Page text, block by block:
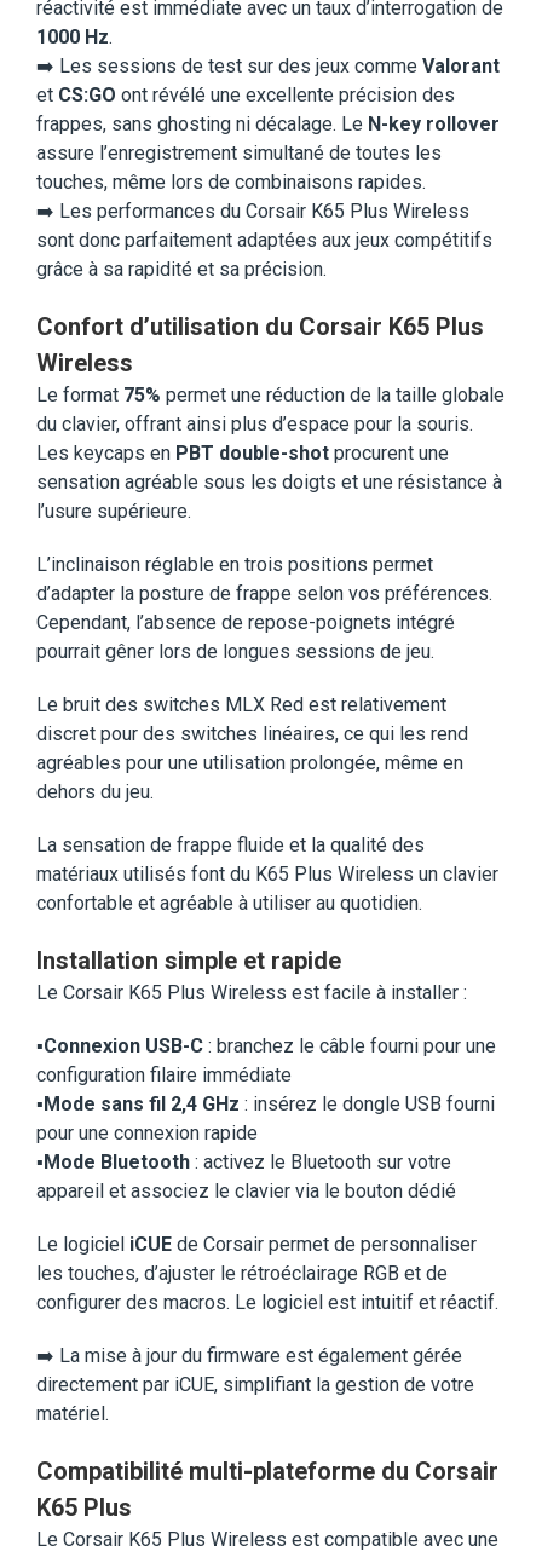
réactivité est immédiate avec un taux d’interrogation de
1000 Hz.
➡️ Les sessions de test sur des jeux comme Valorant
et CS:GO ont révélé une excellente précision des
frappes, sans ghosting ni décalage. Le N-key rollover
assure l’enregistrement simultané de toutes les
touches, même lors de combinaisons rapides.
➡️ Les performances du Corsair K65 Plus Wireless
sont donc parfaitement adaptées aux jeux compétitifs
grâce à sa rapidité et sa précision.
Confort d’utilisation du Corsair K65 Plus
Wireless
Le format 75% permet une réduction de la taille globale
du clavier, offrant ainsi plus d’espace pour la souris.
Les keycaps en PBT double-shot procurent une
sensation agréable sous les doigts et une résistance à
l’usure supérieure.
L’inclinaison réglable en trois positions permet
d’adapter la posture de frappe selon vos préférences.
Cependant, l’absence de repose-poignets intégré
pourrait gêner lors de longues sessions de jeu.
Le bruit des switches MLX Red est relativement
discret pour des switches linéaires, ce qui les rend
agréables pour une utilisation prolongée, même en
dehors du jeu.
La sensation de frappe fluide et la qualité des
matériaux utilisés font du K65 Plus Wireless un clavier
confortable et agréable à utiliser au quotidien.
Installation simple et rapide
Le Corsair K65 Plus Wireless est facile à installer :
▪️Connexion USB-C : branchez le câble fourni pour une
configuration filaire immédiate
▪️Mode sans fil 2,4 GHz : insérez le dongle USB fourni
pour une connexion rapide
▪️Mode Bluetooth : activez le Bluetooth sur votre
appareil et associez le clavier via le bouton dédié
Le logiciel iCUE de Corsair permet de personnaliser
les touches, d’ajuster le rétroéclairage RGB et de
configurer des macros. Le logiciel est intuitif et réactif.
➡️ La mise à jour du firmware est également gérée
directement par iCUE, simplifiant la gestion de votre
matériel.
Compatibilité multi-plateforme du Corsair
K65 Plus
Le Corsair K65 Plus Wireless est compatible avec une